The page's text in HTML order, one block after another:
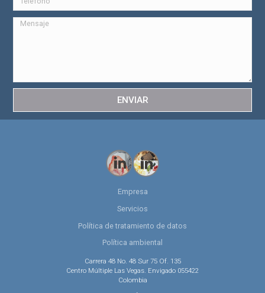
ENVIAR
Empresa
Servicios
Política de tratamiento de datos
Política ambiental
Carrera 48 No. 48 Sur 75 Of. 135
Centro Múltiple Las Vegas. Envigado 055422
Colombia